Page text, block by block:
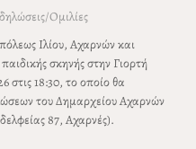
Ομιλίες
Ιλίου, Αχαρνών και
σκηνής στην Γιορτή
στις 18:30, το οποίο θα
του Δημαρχείου Αχαρνών
87, Αχαρνές).